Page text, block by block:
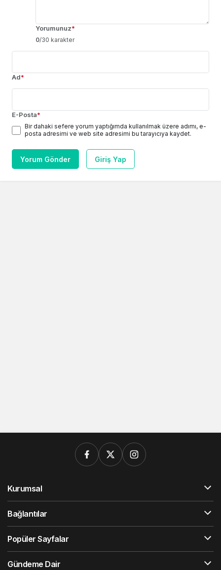
Yorumunuz*
0/30 karakter
Ad*
E-Posta*
Bir dahaki sefere yorum yaptığımda kullanılmak üzere adımı, e-
posta adresimi ve web site adresimi bu tarayıcıya kaydet.
Yorum Gönder Giriş Yap
Kurumsal
Bağlantılar
Popüler Sayfalar
Gündeme Dair